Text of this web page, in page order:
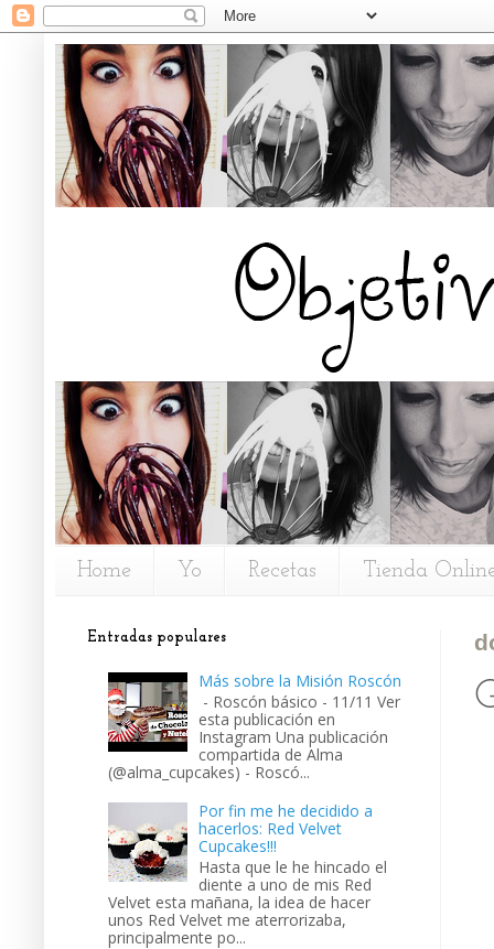
Home Yo Recetas Tienda
Entradas populares
Más sobre la Misión Roscón
- Roscón básico - 11/11 Ver
esta publicación en
Instagram Una publicación
compartida de Alma
(@alma_cupcakes) - Roscó...
Por fin me he decidido a
hacerlos: Red Velvet
Cupcakes!!!
Hasta que le he hincado el
diente a uno de mis Red
Velvet esta mañana, la idea de hacer
unos Red Velvet me aterrorizaba,
principalmente po...